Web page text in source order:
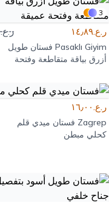
3
ر.ع.١٤٫٨٩ ر.ع.١٥٫٥٤
Pasaklı Giyim فستان طويل
أزرق بياقة متقاطعة وفتحة
ر.ع.١٦٫٠٠
Zagrep فستان ميدي قلم
كحلي مبطن